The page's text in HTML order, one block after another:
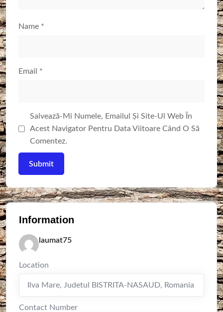
Name *
Email *
Salvează-Mi Numele, Emailul Și Site-Ul Web În
Acest Navigator Pentru Data Viitoare Când O Să
Comentez.
Information
laumat75
Location
Ilva Mare, Judetul BISTRITA-NASAUD, Romania
Contact Number